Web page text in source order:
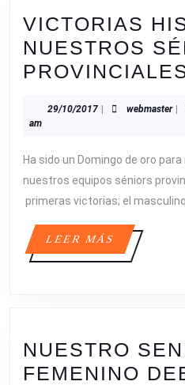
VICTORIAS
NUESTROS
29/10/201729/10/2017webmaster
am
Ha sido un Domingo de oro
nuestros equipos séniors
primeras victorias; el
LEER MÁSLEER
MÁS
NUESTRO
FEMENINO